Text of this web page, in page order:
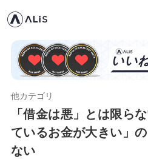
他カテゴリ
「借金は悪」とは限ら
ているお金が大きい」
ない